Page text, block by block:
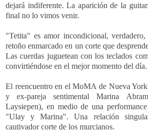
dejará indiferente. La aparición de la
final no lo vimos venir.
"Tetita" es amor incondicional,
retoño enmarcado en un corte que
Las cuerdas juguetean con los teclados
convirtiéndose en el mejor momento del día.
El reencuentroen el MoMA de Nueva
y ex-pareja sentimental Marina
Laysiepen), en medio de una
"Ulay y Marina". Una relación
cautivador corte de los murcianos.